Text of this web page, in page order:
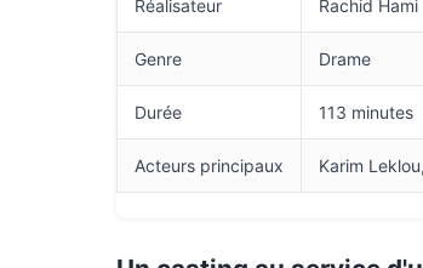
Réalisateur Rachid Hami
Genre Drame
Durée 113 minutes
Acteurs principaux Karim